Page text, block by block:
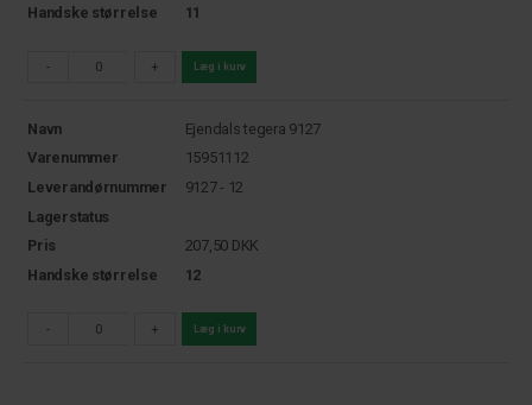
Handske størrelse
11
- + Læg i kurv
Navn
Ejendals tegera 9127
Varenummer
15951112
Leverandørnummer
9127 - 12
Lagerstatus
Pris
207,50 DKK
Handske størrelse
12
- + Læg i kurv